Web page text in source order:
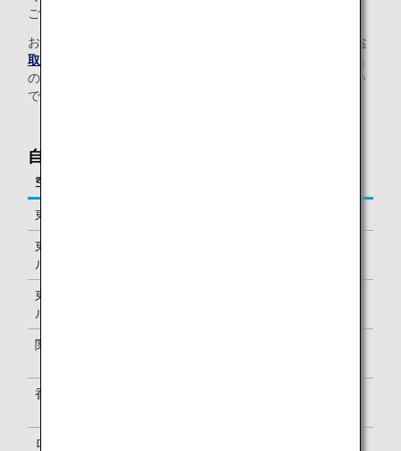
ございます。予めご了承ください。）
お預かりする手荷物として認められていないもののほか（
お
取り扱いできない手荷物
をご確認ください）、壊れやすいも
のや特殊な形状の手荷物は自動手荷物預け機ではお取り扱い
できません。
自動手荷物預け機 オープン時間
空港
東京（成田）
東京（羽田ターミナ
ル2）
東京（羽田ターミナ
ル3）
関西
香港
ロンドン